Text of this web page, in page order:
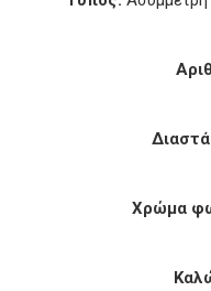
Χρώμα